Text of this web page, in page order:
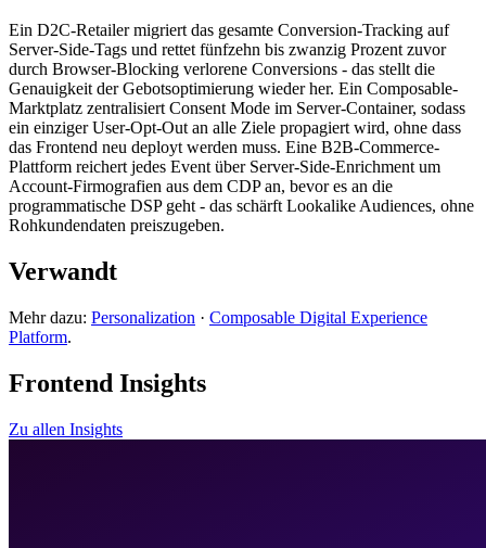
Ein D2C-Retailer migriert das gesamte Conversion-Tracking auf
Server-Side-Tags und rettet fünfzehn bis zwanzig Prozent zuvor
durch Browser-Blocking verlorene Conversions - das stellt die
Genauigkeit der Gebotsoptimierung wieder her. Ein Composable-
Marktplatz zentralisiert Consent Mode im Server-Container, sodass
ein einziger User-Opt-Out an alle Ziele propagiert wird, ohne dass
das Frontend neu deployt werden muss. Eine B2B-Commerce-
Plattform reichert jedes Event über Server-Side-Enrichment um
Account-Firmografien aus dem CDP an, bevor es an die
programmatische DSP geht - das schärft Lookalike Audiences, ohne
Rohkundendaten preiszugeben.
Verwandt
Mehr dazu: Personalization · Composable Digital Experience
Platform.
Frontend Insights
Zu allen Insights